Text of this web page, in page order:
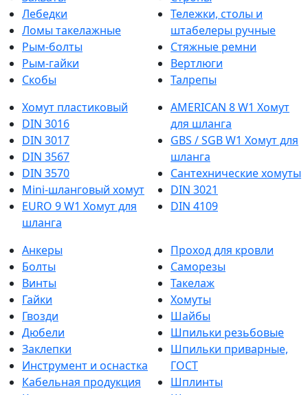
Лебедки
Ломы такелажные
Рым-болты
Рым-гайки
Скобы
Тележки, столы и
штабелеры ручные
Стяжные ремни
Вертлюги
Талрепы
Хомут пластиковый
DIN 3016
DIN 3017
DIN 3567
DIN 3570
Mini-шланговый хомут
EURO 9 W1 Хомут для
шланга
AMERICAN 8 W1 Хомут
для шланга
GBS / SGB W1 Хомут для
шланга
Сантехнические хомуты
DIN 3021
DIN 4109
Анкеры
Болты
Винты
Гайки
Гвозди
Дюбели
Заклепки
Инструмент и оснастка
Кабельная продукция
Проход для кровли
Саморезы
Такелаж
Хомуты
Шайбы
Шпильки резьбовые
Шпильки приварные,
ГОСТ
Шплинты